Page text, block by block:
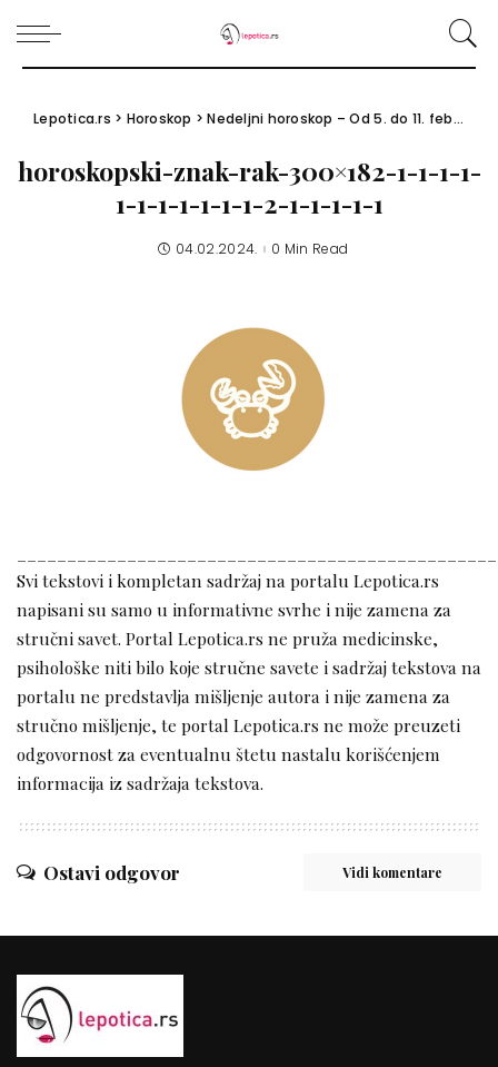
Lepotica.rs > Horoskop >Nedeljni horoskop – Od 5. do 11. februara 2024.
horoskopski-znak-rak-300×182-1-1-1-1-
1-1-1-1-1-1-1-2-1-1-1-1-1
04.02.2024. 0 Min Read
Svi tekstovi i kompletan sadržaj na portalu Lepotica.rs
napisani su samo u informativne svrhe i nije zamena za
stručni savet. Portal Lepotica.rs ne pruža medicinske,
psihološke niti bilo koje stručne savete i sadržaj tekstova na
portalu ne predstavlja mišljenje autora i nije zamena za
stručno mišljenje, te portal Lepotica.rs ne može preuzeti
odgovornost za eventualnu štetu nastalu korišćenjem
informacija iz sadržaja tekstova.
Ostavi odgovor Vidi komentare